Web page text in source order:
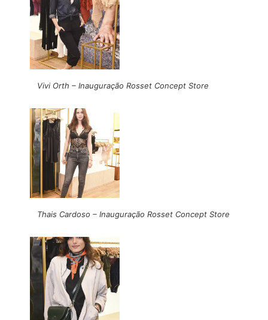
Vivi Orth – Inauguração Rosset Concept Store
Thais Cardoso – Inauguração Rosset Concept Store